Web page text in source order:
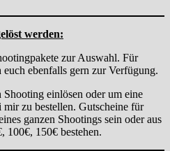
werden:
zur Auswahl. Für
ebenfalls gern zur Verfügung.
einlösen oder um eine
zu bestellen. Gutscheine für
ganzen Shootings sein oder aus
100€, 150€ bestehen.